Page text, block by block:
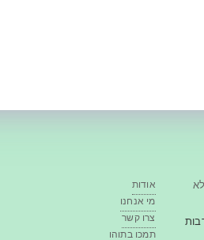
אודות
מי אנחנו
צרו קשר
תמכו בתוהו